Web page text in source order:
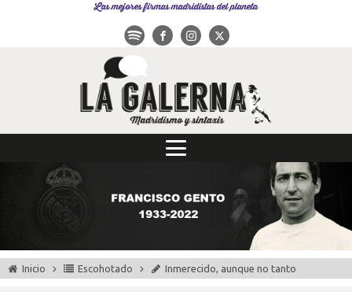
Las mejores firmas madridistas del planeta
Inicio Escohotado Inmerecido, aunque no tanto